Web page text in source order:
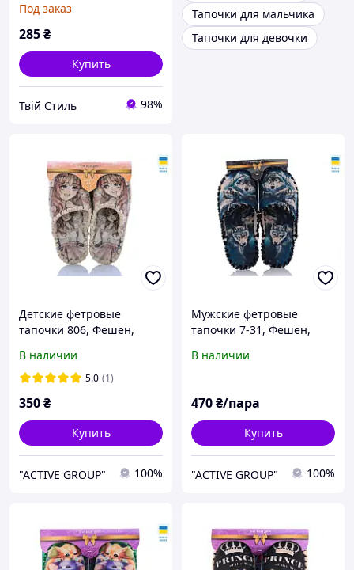
Под заказ
285₴
Купить
Твій Стиль 98%
Тапочки для мальчика
Тапочки для девочки
Детские фетровые
тапочки 806, Фешен,
Фетр
В наличии
5.0 (1)
350₴
Купить
"ACTIVE GROUP" 100%
Мужские фетровые
тапочки 7-31, Фешен,
Фетр, Волки
В наличии
470₴/пара
Купить
"ACTIVE GROUP" 100%